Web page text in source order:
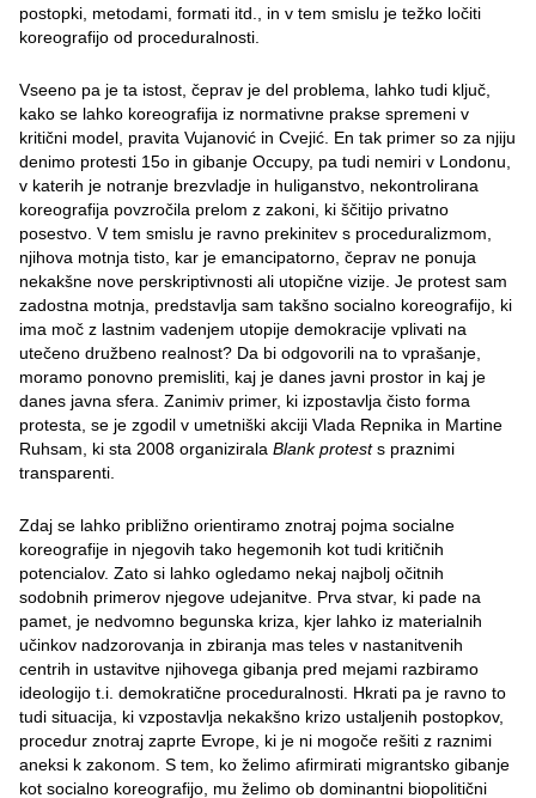
postopki, metodami, formati itd., in v tem smislu je težko ločiti
koreografijo od proceduralnosti.
Vseeno pa je ta istost, čeprav je del problema, lahko tudi ključ,
kako se lahko koreografija iz normativne prakse spremeni v
kritični model, pravita Vujanović in Cvejić. En tak primer so za njiju
denimo protesti 15o in gibanje Occupy, pa tudi nemiri v Londonu,
v katerih je notranje brezvladje in huliganstvo, nekontrolirana
koreografija povzročila prelom z zakoni, ki ščitijo privatno
posestvo. V tem smislu je ravno prekinitev s proceduralizmom,
njihova motnja tisto, kar je emancipatorno, čeprav ne ponuja
nekakšne nove perskriptivnosti ali utopične vizije. Je protest sam
zadostna motnja, predstavlja sam takšno socialno koreografijo, ki
ima moč z lastnim vadenjem utopije demokracije vplivati na
utečeno družbeno realnost? Da bi odgovorili na to vprašanje,
moramo ponovno premisliti, kaj je danes javni prostor in kaj je
danes javna sfera. Zanimiv primer, ki izpostavlja čisto forma
protesta, se je zgodil v umetniški akciji Vlada Repnika in Martine
Ruhsam, ki sta 2008 organizirala Blank protests praznimi
transparenti.
Zdaj se lahko približno orientiramo znotraj pojma socialne
koreografije in njegovih tako hegemonih kot tudi kritičnih
potencialov. Zato si lahko ogledamo nekaj najbolj očitnih
sodobnih primerov njegove udejanitve. Prva stvar, ki pade na
pamet, je nedvomno begunska kriza, kjer lahko iz materialnih
učinkov nadzorovanja in zbiranja mas teles v nastanitvenih
centrih in ustavitve njihovega gibanja pred mejami razbiramo
ideologijo t.i. demokratične proceduralnosti. Hkrati pa je ravno to
tudi situacija, ki vzpostavlja nekakšno krizo ustaljenih postopkov,
procedur znotraj zaprte Evrope, ki je ni mogoče rešiti z raznimi
aneksi k zakonom. S tem, ko želimo afirmirati migrantsko gibanje
kot socialno koreografijo, mu želimo ob dominantni biopolitični